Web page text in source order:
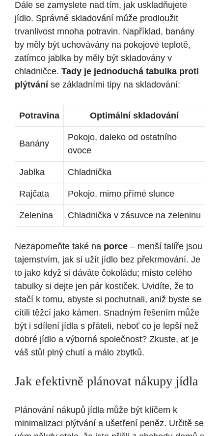
Dále se zamyslete nad tím, jak uskladňujete
jídlo. Správné skladování může prodloužit
trvanlivost mnoha potravin. Například, banány
by měly být uchovávány na pokojové teplotě,
zatímco jablka by měly být skladovány v
chladničce. Tady je jednoduchá tabulka proti
plýtváníse základními tipy na skladování:
Potravina Optimální skladování
Banány
Pokojo, daleko od ostatního
ovoce
Jablka Chladnička
Rajčata Pokojo, mimo přímé slunce
Zelenina Chladnička v zásuvce na zeleninu
Nezapomeňte také na porce – menší talíře jsou
tajemstvím, jak si užít jídlo bez překrmování. Je
to jako když si dáváte čokoládu; místo celého
tabulky si dejte jen pár kostiček. Uvidíte, že to
stačí k tomu, abyste si pochutnali, aniž byste se
cítili těžcí jako kámen. Snadným řešením může
být i sdílení jídla s přáteli, neboť co je lepší než
dobré jídlo a výborná společnost? Zkuste, ať je
váš stůl plný chutí a málo zbytků.
Jak efektivně plánovat nákupy jídla
Plánování nákupů jídla může být klíčem k
minimalizaci plýtvání a ušetření peněz. Určitě se